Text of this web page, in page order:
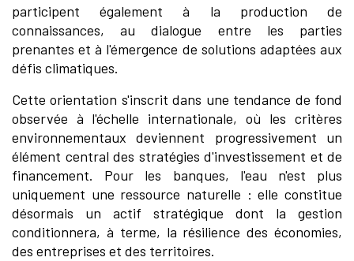
participent également à la production de
connaissances, au dialogue entre les parties
prenantes et à l'émergence de solutions adaptées aux
défis climatiques.
Cette orientation s'inscrit dans une tendance de fond
observée à l'échelle internationale, où les critères
environnementaux deviennent progressivement un
élément central des stratégies d'investissement et de
financement. Pour les banques, l'eau n'est plus
uniquement une ressource naturelle : elle constitue
désormais un actif stratégique dont la gestion
conditionnera, à terme, la résilience des économies,
des entreprises et des territoires.